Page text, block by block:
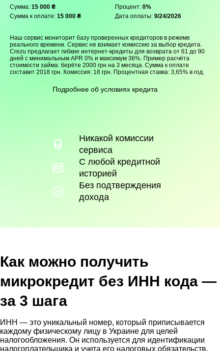
Сумма: 15 000 ₴ Процент: 0%
Сумма к оплате: 15 000 ₴ Дата оплаты: 9/24/2026
Наш сервис мониторит базу проверенных кредиторов в режиме
реального времени. Сервис не взимает комиссию за выбор кредита.
Crezu предлагает гибкие интернет-кредиты для возврата от 61 до 90
дней с минимальным APR 0% и максимум 36%. Пример расчёта
стоимости займа: берёте 2000 грн на 3 месяца. Сумма к оплате
составит 2018 грн. Комиссия: 18 грн. Процентная ставка: 3,65% в год.
Подробнее об условиях кредита
Никакой комиссии
сервиса
С любой кредитной
историей
Без подтверждения
дохода
Как можно получить
микрокредит без ИНН кода —
за 3 шага
ИНН — это уникальный номер, который приписывается
каждому физическому лицу в Украине для целей
налогообложения. Он используется для идентификации
налогоплательщика и учета его налоговых обязательств.